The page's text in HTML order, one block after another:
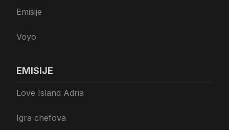
Emisije
Voyo
EMISIJE
Love Island Adria
Igra chefova